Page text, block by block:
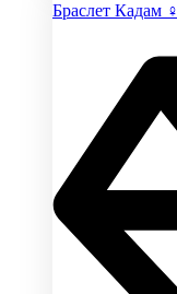
Браслет Кадам ♀